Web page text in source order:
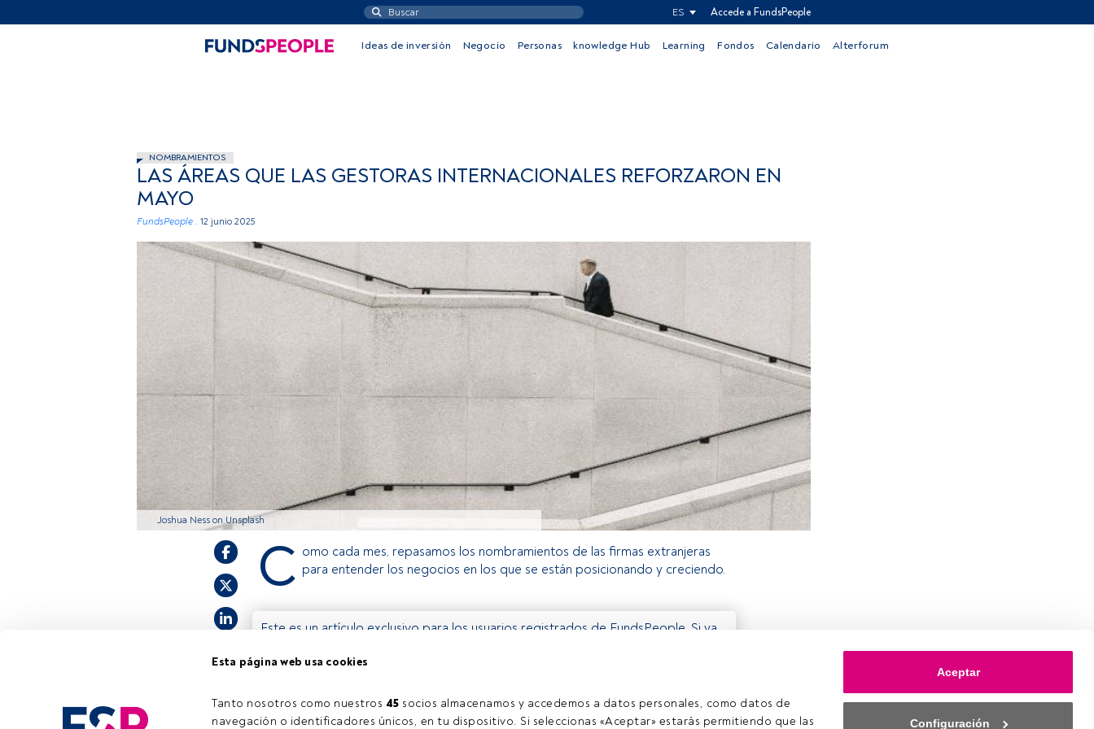
Esta página web usa cookies
Tanto nosotros como nuestros 45 socios almacenamos y accedemos a datos personales, como datos de
navegación o identificadores únicos, en tu dispositivo. Si seleccionas «Aceptar» estarás permitiendo que las
Aceptar
Configuración
ES Accede a FundsPeople
Ideas de inversión Negocio Personas knowledge Hub Learning Fondos Calendario Alterforum
NOMBRAMIENTOS
LAS ÁREAS QUE LAS GESTORAS INTERNACIONALES REFORZARON EN
MAYO
FundsPeople . 12 junio 2025
Joshua Ness on Unsplash
C omo cada mes, repasamos los nombramientos de las firmas extranjeras
para entender los negocios en los que se están posicionando y creciendo.
Este es un artículo exclusivo para los usuarios registrados de FundsPeople. Si ya
invitamos a registrarte y disfrutar de todo el universo que ofrece FundsPeople.